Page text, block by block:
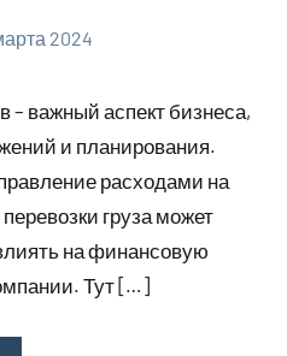
2024
– важный аспект бизнеса,
и планирования.
расходами на
груза может
на финансовую
Тут […]